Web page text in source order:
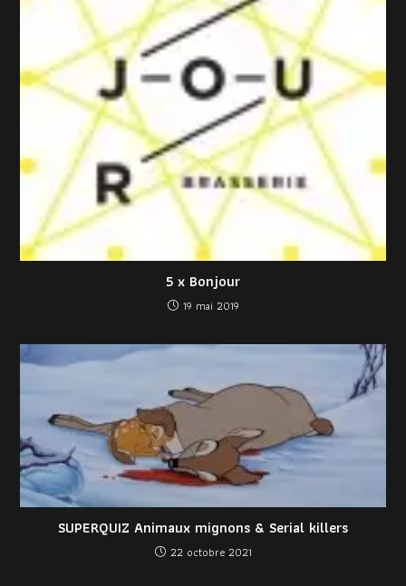
5 x Bonjour
19 mai 2019
SUPERQUIZ Animaux mignons & Serial killers
22 octobre 2021